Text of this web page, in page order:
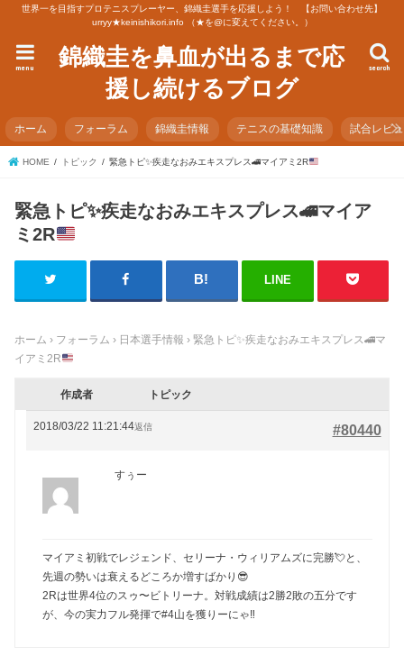
世界一を目指すプロテニスプレーヤー、錦織圭選手を応援しよう！ 【お問い合わせ先】
urryy★keinishikori.info （★を@に変えてください。）
錦織圭を鼻血が出るまで応
援し続けるブログ
search
menu
ホーム フォーラム 錦織圭情報 テニスの基礎知識 試合レビ
HOME トピック 緊急トピ✨疾走なおみエキスプレス🚄マイアミ2R
緊急トピ✨疾走なおみエキスプレス🚄マイア
ミ2R
LINE
ホーム › フォーラム › 日本選手情報 › 緊急トピ✨疾走なおみエキスプレス🚄マ
イアミ2R
作成者 トピック
2018/03/22 11:21:44 #80440
返信
すぅー
マイアミ初戦でレジェンド、セリーナ・ウィリアムズに完勝💘と、
先週の勢いは衰えるどころか増すばかり😎
2Rは世界4位のスゥ〜ビトリーナ。対戦成績は2勝2敗の五分です
が、今の実力フル発揮で#4山を獲りーにゃ‼️